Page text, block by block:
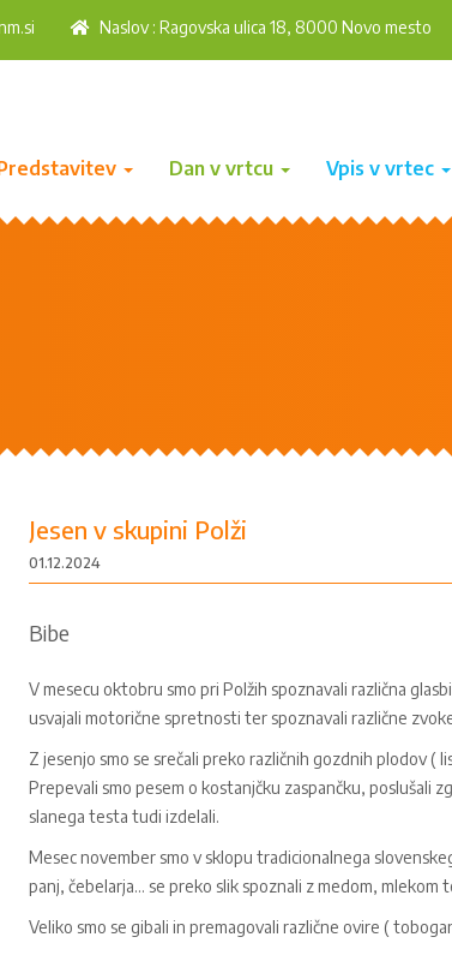
Naslov : Ragovska ulica 18, 8000 Novo mesto
Dan v vrtcu Vpis v vrtec
Jesen v skupini Polži
01.12.2024
Bibe
V mesecu oktobru smo pri Polžih spoznavali različna
usvajali motorične spretnosti ter spoznavali različne
Z jesenjo smo se srečali preko različnih gozdnih plodov (
Prepevali smo pesem o kostanjčku zaspančku, poslušali
slanega testa tudi izdelali.
Mesec november smo v sklopu tradicionalnega
panj, čebelarja... se preko slik spoznali z medom,
Veliko smo se gibali in premagovali različne ovire (